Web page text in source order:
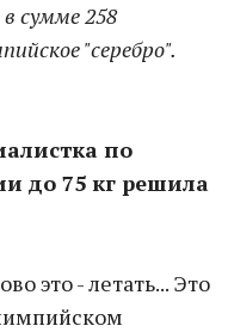
сумме 258
"серебро".
по
до 75 кг решила
это - летать... Это